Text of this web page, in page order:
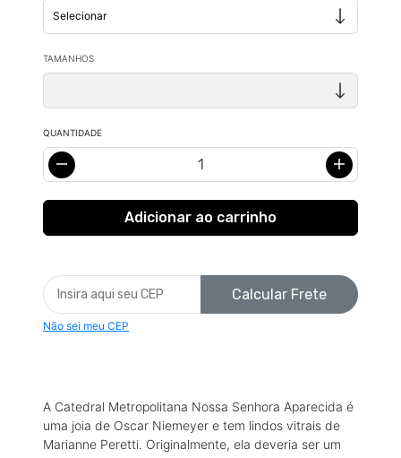
TAMANHOS
QUANTIDADE
Calcular Frete
Não sei meu CEP
A Catedral Metropolitana Nossa Senhora Aparecida é
uma joia de Oscar Niemeyer e tem lindos vitrais de
Marianne Peretti. Originalmente, ela deveria ser um